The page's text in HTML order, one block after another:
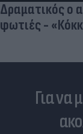
Δραματικός ο
φωτιές -
Για να